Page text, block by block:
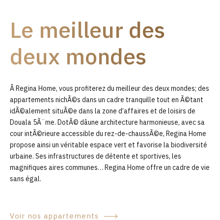
0
Le meilleur des
deux mondes
Ã Regina Home, vous profiterez du meilleur des deux mondes; des
appartements nichÃ©s dans un cadre tranquille tout en Ã©tant
idÃ©alement situÃ©e dans la zone d’affaires et de loisirs de
Douala 5Ã¨me. DotÃ© dâune architecture harmonieuse, avec sa
cour intÃ©rieure accessible du rez-de-chaussÃ©e, Regina Home
propose ainsi un véritable espace vert et favorise la biodiversité
urbaine. Ses infrastructures de détente et sportives, les
magnifiques aires communes… Regina Home offre un cadre de vie
sans égal.
Voir nos appartements